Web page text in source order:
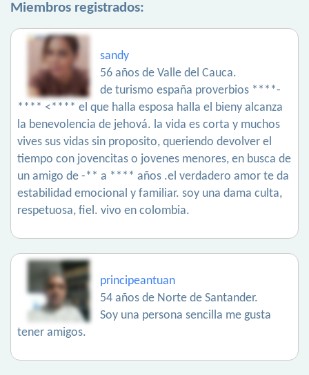
Miembros registrados:
sandy
56 años de Valle del Cauca.
de turismo españa proverbios ****-
**** <**** el que halla esposa halla el bieny alcanza
la benevolencia de jehová. la vida es corta y muchos
vives sus vidas sin proposito, queriendo devolver el
tiempo con jovencitas o jovenes menores, en busca de
un amigo de -** a **** años .el verdadero amor te da
estabilidad emocional y familiar. soy una dama culta,
respetuosa, fiel. vivo en colombia.
principeantuan
54 años de Norte de Santander.
Soy una persona sencilla me gusta
tener amigos.